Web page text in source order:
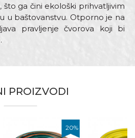
ga čini ekološki prihvatljivim
u baštovanstvu. Otporno je na
pravljenje čvorova koji bi
Crna
ø1/2” x 25m
PROIZVODI
20%